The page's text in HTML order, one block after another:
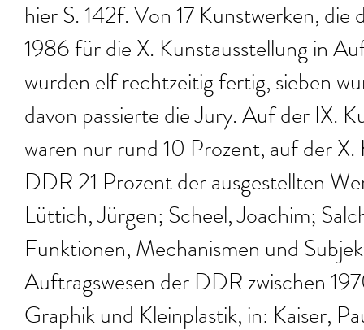
hier S. 142f. Von 17 Kunstwerken, die
1986 für die X. Kunstausstellung in
wurden elf rechtzeitig fertig, sieben
davon passierte die Jury. Auf der IX.
waren nur rund 10 Prozent, auf der X.
DDR 21 Prozent der ausgestellten
Lüttich, Jürgen; Scheel, Joachim;
Funktionen, Mechanismen und
Auftragswesen der DDR zwischen
Graphik und Kleinplastik, in: Kaiser,